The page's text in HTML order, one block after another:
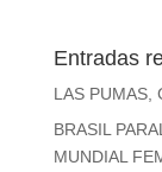
Entradas
LAS PUMAS,
BRASIL
MUNDIAL